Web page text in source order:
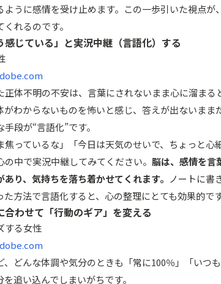
ように感情を受け止めます。この一歩引いた視点
れるのです。
感じている」と実況中継（言語化）する
正体不明の不安は、言葉にされないまま心に溜ま
がわからないものを怖いと感じ、答えが出ないま
段が“言語化”です。
焦っているな」「今日は天気のせいで、ちょっと心
の中で実況中継してみてください。 脳は、感情を言
あり、気持ちを落ち着かせてくれます。 ノートに書
た方法で言語化すると、心の整理にとても効果的です
合わせて「行動のギア」を変える
、どんな体調や気分のときも「常に100％」「いつ
追い込んでしまいがちです。